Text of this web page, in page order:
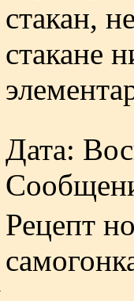
стакан,
стакане
Дата:
Рецепт